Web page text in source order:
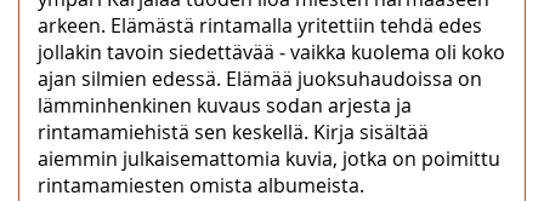
arkeen. Elämästä rintamalla yritettiin tehdä edes
jollakin tavoin siedettävää ‒ vaikka kuolema oli koko
ajan silmien edessä. Elämää juoksuhaudoissa on
lämminhenkinen kuvaus sodan arjesta ja
rintamamiehistä sen keskellä. Kirja sisältää
aiemmin julkaisemattomia kuvia, jotka on poimittu
rintamamiesten omista albumeista.